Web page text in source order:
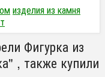
изделия из камня
Фигурка из
, также купили